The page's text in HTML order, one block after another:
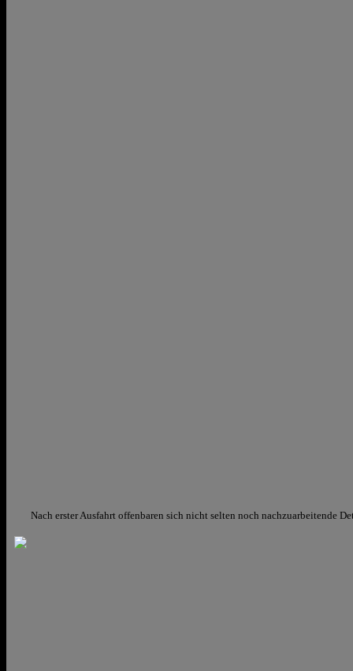
Nach erster Ausfahrt offenbaren sich nicht selten noch nachzuarbeitende